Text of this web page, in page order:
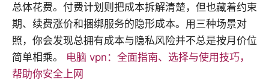
总体花费。付费计划则把成本拆解清楚，但也藏着约束
期、续费涨价和捆绑服务的隐形成本。用三种场景对
照，你会发现总拥有成本与隐私风险并不总是按月价位
简单相乘。 电脑 vpn：全面指南、选择与使用技巧，
帮助你安全上网